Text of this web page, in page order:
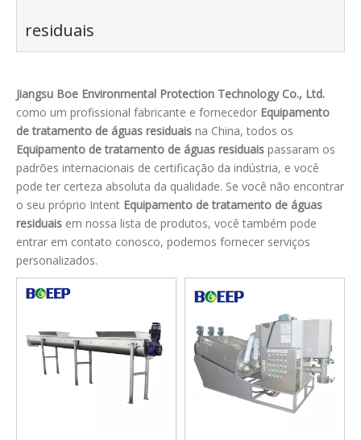
residuais
Jiangsu Boe Environmental Protection Technology Co., Ltd.
como um profissional fabricante e fornecedor Equipamento
de tratamento de águas residuais na China, todos os
Equipamento de tratamento de águas residuais passaram os
padrões internacionais de certificação da indústria, e você
pode ter certeza absoluta da qualidade. Se você não encontrar
o seu próprio Intent Equipamento de tratamento de águas
residuais em nossa lista de produtos, você também pode
entrar em contato conosco, podemos fornecer serviços
personalizados.